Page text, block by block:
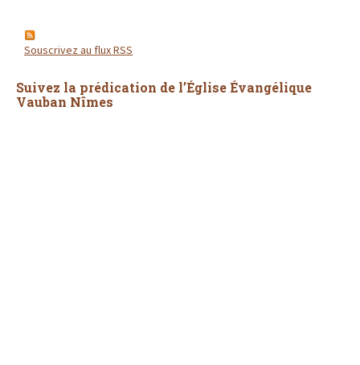
Souscrivez au flux RSS
Suivez la prédication de l’Église Évangélique
Vauban Nîmes